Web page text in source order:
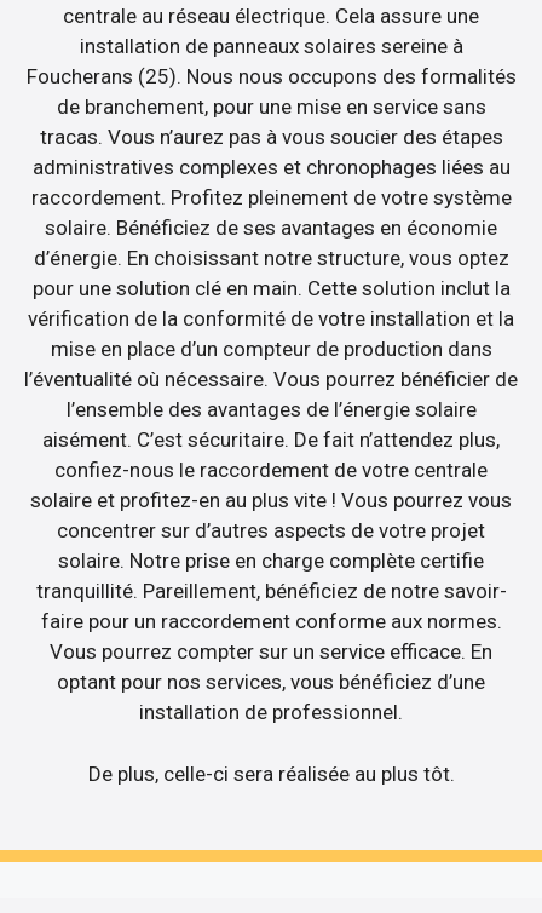
centrale au réseau électrique. Cela assure une
installation de panneaux solaires sereine à
Foucherans (25). Nous nous occupons des formalités
de branchement, pour une mise en service sans
tracas. Vous n’aurez pas à vous soucier des étapes
administratives complexes et chronophages liées au
raccordement. Profitez pleinement de votre système
solaire. Bénéficiez de ses avantages en économie
d’énergie. En choisissant notre structure, vous optez
pour une solution clé en main. Cette solution inclut la
vérification de la conformité de votre installation et la
mise en place d’un compteur de production dans
l’éventualité où nécessaire. Vous pourrez bénéficier de
l’ensemble des avantages de l’énergie solaire
aisément. C’est sécuritaire. De fait n’attendez plus,
confiez-nous le raccordement de votre centrale
solaire et profitez-en au plus vite ! Vous pourrez vous
concentrer sur d’autres aspects de votre projet
solaire. Notre prise en charge complète certifie
tranquillité. Pareillement, bénéficiez de notre savoir-
faire pour un raccordement conforme aux normes.
Vous pourrez compter sur un service efficace. En
optant pour nos services, vous bénéficiez d’une
installation de professionnel.
De plus, celle-ci sera réalisée au plus tôt.